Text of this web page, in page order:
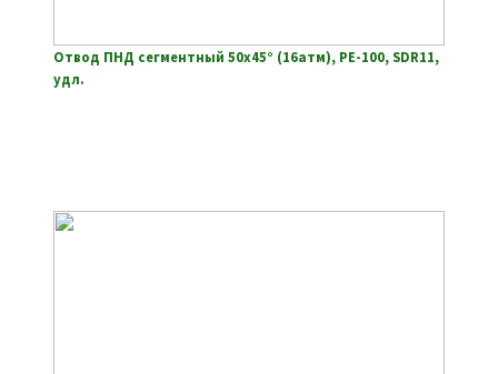
Отвод ПНД сегментный 50х45° (16атм), РЕ-100, SDR11,
удл.